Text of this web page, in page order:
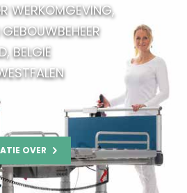
WERKOMGEVING,
GEBOUWBEHEER
BELGIË
OVER